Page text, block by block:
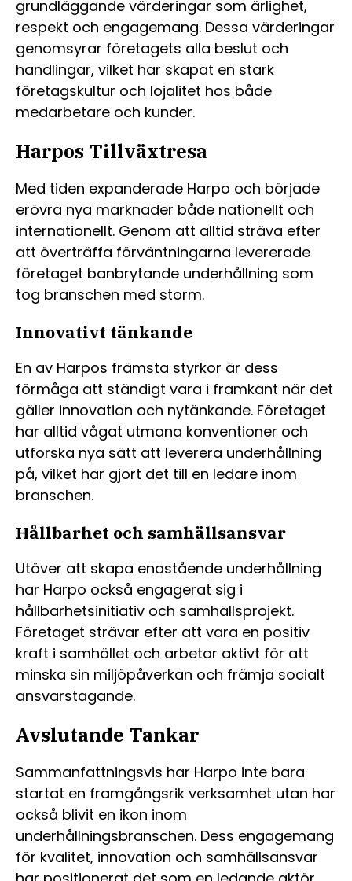
grundläggande värderingar som ärlighet,
respekt och engagemang. Dessa värderingar
genomsyrar företagets alla beslut och
handlingar, vilket har skapat en stark
företagskultur och lojalitet hos både
medarbetare och kunder.
Harpos Tillväxtresa
Med tiden expanderade Harpo och började
erövra nya marknader både nationellt och
internationellt. Genom att alltid sträva efter
att överträffa förväntningarna levererade
företaget banbrytande underhållning som
tog branschen med storm.
Innovativt tänkande
En av Harpos främsta styrkor är dess
förmåga att ständigt vara i framkant när det
gäller innovation och nytänkande. Företaget
har alltid vågat utmana konventioner och
utforska nya sätt att leverera underhållning
på, vilket har gjort det till en ledare inom
branschen.
Hållbarhet och samhällsansvar
Utöver att skapa enastående underhållning
har Harpo också engagerat sig i
hållbarhetsinitiativ och samhällsprojekt.
Företaget strävar efter att vara en positiv
kraft i samhället och arbetar aktivt för att
minska sin miljöpåverkan och främja socialt
ansvarstagande.
Avslutande Tankar
Sammanfattningsvis har Harpo inte bara
startat en framgångsrik verksamhet utan har
också blivit en ikon inom
underhållningsbranschen. Dess engagemang
för kvalitet, innovation och samhällsansvar